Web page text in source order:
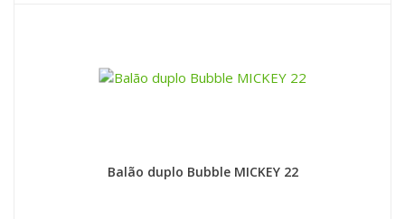
Balão duplo Bubble MICKEY 22